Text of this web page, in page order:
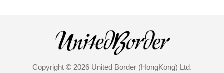
Copyright © 2026 United Border (HongKong) Ltd.